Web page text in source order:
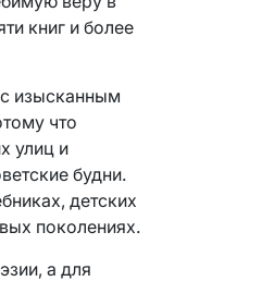
книг и более
изысканным
что
улиц и
будни.
детских
поколениях.
а для